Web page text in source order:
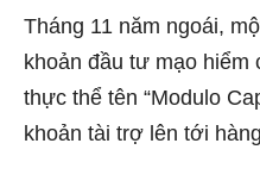
Tháng 11 năm ngoái,
khoản đầu tư mạo hiểm
thực thể tên “Modulo
khoản tài trợ lên tới